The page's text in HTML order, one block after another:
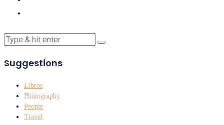
Suggestions
Libros
Photography
People
Travel